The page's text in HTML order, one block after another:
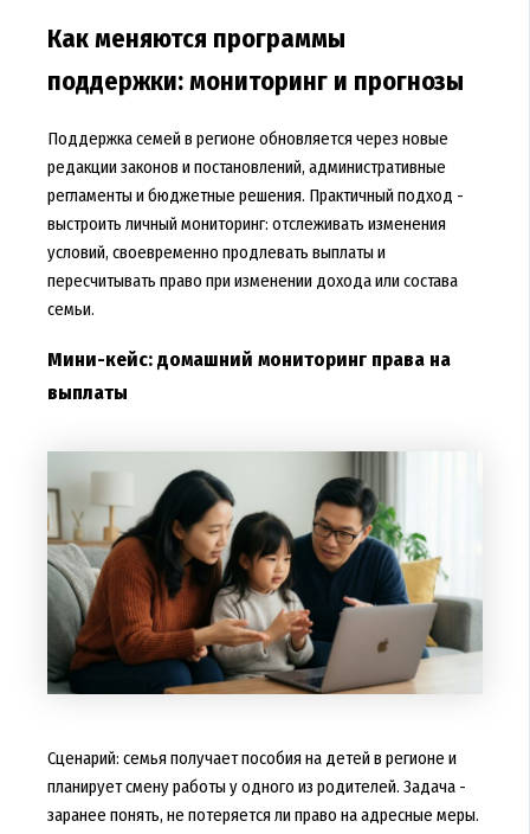
Как меняются программы
поддержки: мониторинг и прогнозы
Поддержка семей в регионе обновляется через новые
редакции законов и постановлений, административные
регламенты и бюджетные решения. Практичный подход -
выстроить личный мониторинг: отслеживать изменения
условий, своевременно продлевать выплаты и
пересчитывать право при изменении дохода или состава
семьи.
Мини-кейс: домашний мониторинг права на
выплаты
Сценарий: семья получает пособия на детей в регионе и
планирует смену работы у одного из родителей. Задача -
заранее понять, не потеряется ли право на адресные меры.